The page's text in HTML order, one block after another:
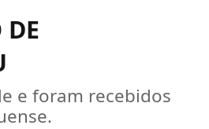
DE
e foram recebidos